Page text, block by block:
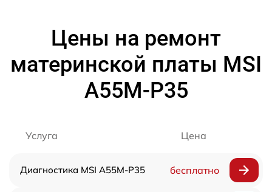
Цены на ремонт
материнской платы MSI
A55M-P35
Услуга Цена
Диагностика MSI A55M-P35 бесплатно